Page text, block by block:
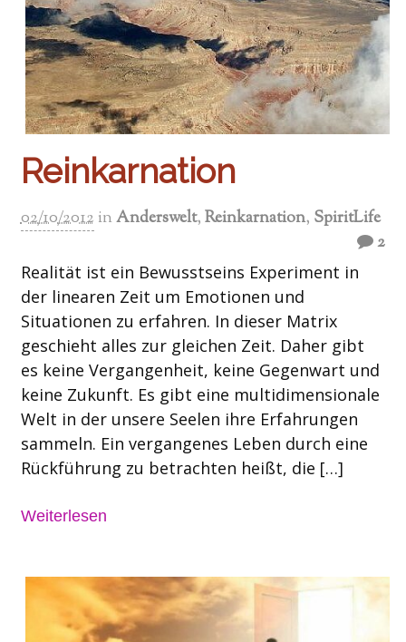
Reinkarnation
02/10/2012 inAnderswelt,Reinkarnation, SpiritLife
2
Realität ist ein Bewusstseins Experiment in
der linearen Zeit um Emotionen und
Situationen zu erfahren. In dieser Matrix
geschieht alles zur gleichen Zeit. Daher gibt
es keine Vergangenheit, keine Gegenwart und
keine Zukunft. Es gibt eine multidimensionale
Welt in der unsere Seelen ihre Erfahrungen
sammeln. Ein vergangenes Leben durch eine
Rückführung zu betrachten heißt, die […]
Weiterlesen